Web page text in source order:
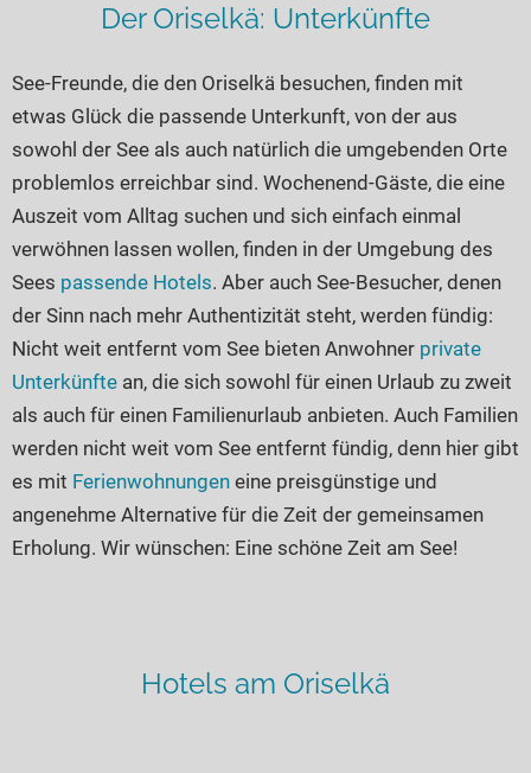
Der Oriselkä: Unterkünfte
See-Freunde, die den Oriselkä besuchen, finden mit
etwas Glück die passende Unterkunft, von der aus
sowohl der See als auch natürlich die umgebenden Orte
problemlos erreichbar sind. Wochenend-Gäste, die eine
Auszeit vom Alltag suchen und sich einfach einmal
verwöhnen lassen wollen, finden in der Umgebung des
Sees passende Hotels. Aber auch See-Besucher, denen
der Sinn nach mehr Authentizität steht, werden fündig:
Nicht weit entfernt vom See bieten Anwohner private
Unterkünfte an, die sich sowohl für einen Urlaub zu zweit
als auch für einen Familienurlaub anbieten. Auch Familien
werden nicht weit vom See entfernt fündig, denn hier gibt
es mit Ferienwohnungen eine preisgünstige und
angenehme Alternative für die Zeit der gemeinsamen
Erholung. Wir wünschen: Eine schöne Zeit am See!
Hotels am Oriselkä